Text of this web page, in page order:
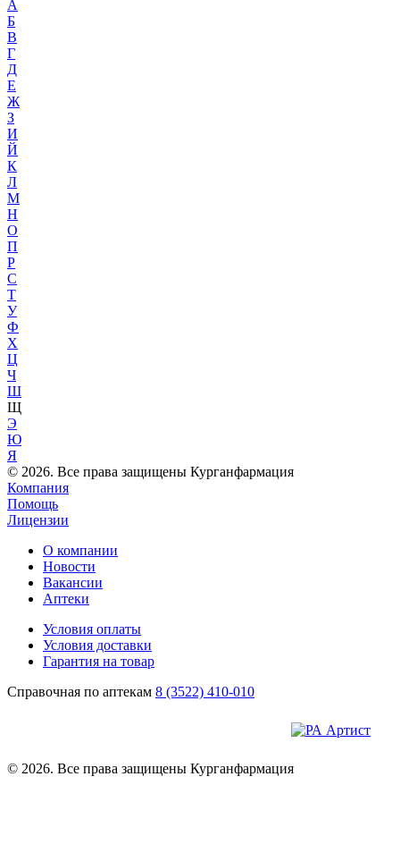
А
Б
В
Г
Д
Е
Ж
З
И
Й
К
Л
М
Н
О
П
Р
С
Т
У
Ф
Х
Ц
Ч
Ш
Щ
Э
Ю
Я
© 2026. Все права защищены Курганфармация
Компания
Помощь
Лицензии
О компании
Новости
Вакансии
Аптеки
Условия оплаты
Условия доставки
Гарантия на товар
Справочная по аптекам 8 (3522) 410-010
© 2026. Все права защищены Курганфармация